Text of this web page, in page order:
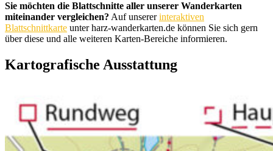
Sie möchten die Blattschnitte aller unserer Wanderkarten
miteinander vergleichen? Auf unsererinteraktiven
Blattschnittkarte unter harz-wanderkarten.de können Sie sich gern
über diese und alle weiteren Karten-Bereiche informieren.
Kartografische Ausstattung